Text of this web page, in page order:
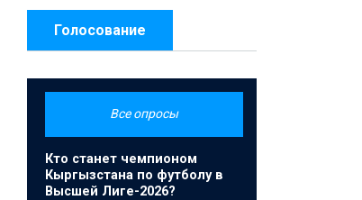
Голосование
Все опросы
Кто станет чемпионом
Кыргызстана по футболу в
Высшей Лиге-2026?